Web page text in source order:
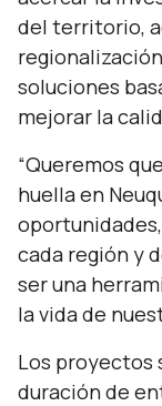
del territorio,
soluciones
mejorar la
“Queremos
huella en
cada región y
ser una
la vida de
Los proyectos
duración de